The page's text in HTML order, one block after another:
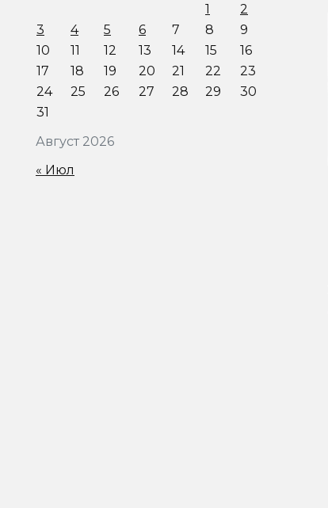
Август 2026
1
2
3
4 5 6 7 8
9
10
11 12 13 14 15
16
17
18 19 20 21 22
23
24
25 26 27 28 29
30
31
« Июл